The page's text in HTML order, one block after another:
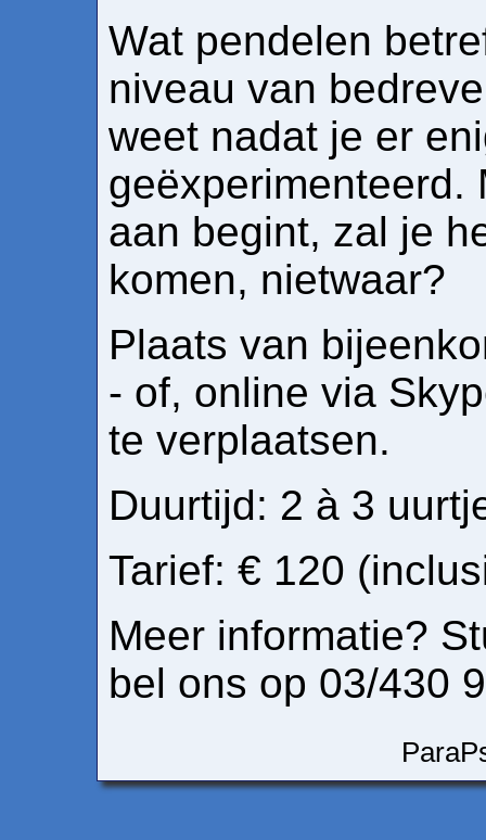
Wat pendelen
niveau van
weet nadat je er
geëxperimenteerd.
aan begint, zal je
komen, nietwaar?
Plaats van
- of, online via
te verplaatsen.
Duurtijd: 2 à 3
Tarief: € 120
Meer informatie?
bel ons op 03/430